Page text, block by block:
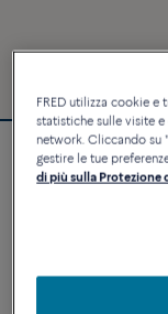
Bracciale
FRED utilizza cookie
statistiche sulle visite
network. Cliccando su
gestire le tue
di più sulla Protezione